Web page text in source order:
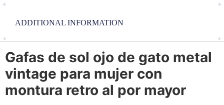
ADDITIONAL INFORMATION
Gafas de sol ojo de gato metal
vintage para mujer con
montura retro al por mayor